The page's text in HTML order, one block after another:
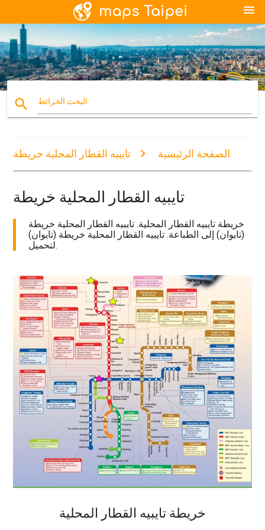
menu
search البحث الخرائط
الصفحة الرئيسية تايبيه القطار المحلية خريطة
تايبيه القطار المحلية خريطة
خريطة تايبيه القطار المحلية. تايبيه القطار المحلية خريطة
(تايوان) إلى الطباعة. تايبيه القطار المحلية خريطة (تايوان)
لتحميل.
خريطة تايبيه القطار المحلية